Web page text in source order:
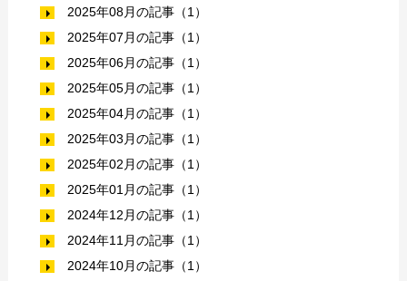
2025年08月の記事（1）
2025年07月の記事（1）
2025年06月の記事（1）
2025年05月の記事（1）
2025年04月の記事（1）
2025年03月の記事（1）
2025年02月の記事（1）
2025年01月の記事（1）
2024年12月の記事（1）
2024年11月の記事（1）
2024年10月の記事（1）